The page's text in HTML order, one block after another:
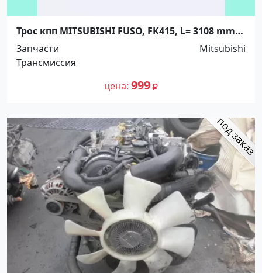
Трос кпп MITSUBISHI FUSO, FK415, L= 3108 mm,
TSK (Япония). Распродажа! Краснодар
Запчасти
Mitsubishi
Трансмиссия
цена 999